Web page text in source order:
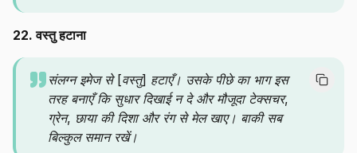
22. वस्तु हटाना
संलग्न इमेज से [वस्तु] हटाएँ। उसके पीछे का भाग इस
तरह बनाएँ कि सुधार दिखाई न दे और मौजूदा टेक्सचर,
ग्रेन, छाया की दिशा और रंग से मेल खाए। बाकी सब
बिल्कुल समान रखें।